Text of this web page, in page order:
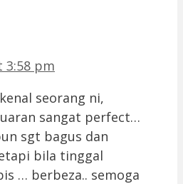
3:58 pm
seorang ni,
sangat perfect…
sgt bagus dan
bila tinggal
… berbeza.. semoga